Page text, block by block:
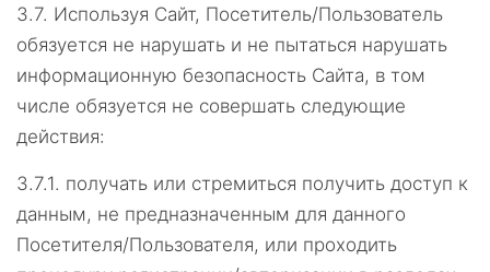
3.7. Используя Сайт, Посетитель/Пользователь
обязуется не нарушать и не пытаться нарушать
информационную безопасность Сайта, в том
числе обязуется не совершать следующие
действия:
3.7.1. получать или стремиться получить доступ к
данным, не предназначенным для данного
Посетителя/Пользователя, или проходить